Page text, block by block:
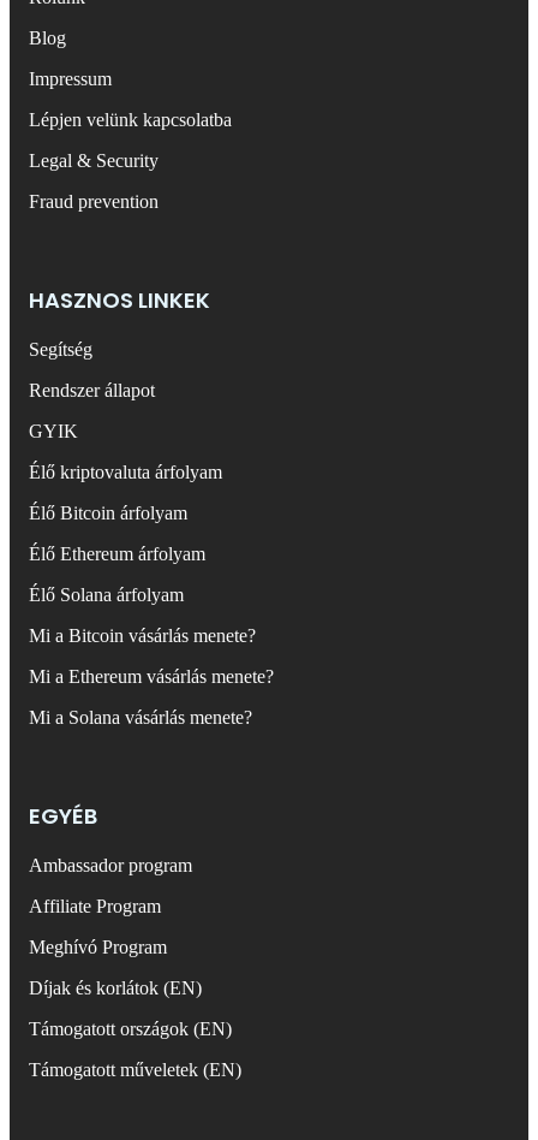
Blog
Impressum
Lépjen velünk kapcsolatba
Legal & Security
Fraud prevention
HASZNOS LINKEK
Segítség
Rendszer állapot
GYIK
Élő kriptovaluta árfolyam
Élő Bitcoin árfolyam
Élő Ethereum árfolyam
Élő Solana árfolyam
Mi a Bitcoin vásárlás menete?
Mi a Ethereum vásárlás menete?
Mi a Solana vásárlás menete?
EGYÉB
Ambassador program
Affiliate Program
Meghívó Program
Díjak és korlátok (EN)
Támogatott országok (EN)
Támogatott műveletek (EN)